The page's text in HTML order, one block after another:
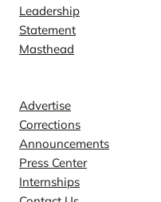
Leadership
Statement
Masthead
Advertise
Corrections
Announcements
Press Center
Internships